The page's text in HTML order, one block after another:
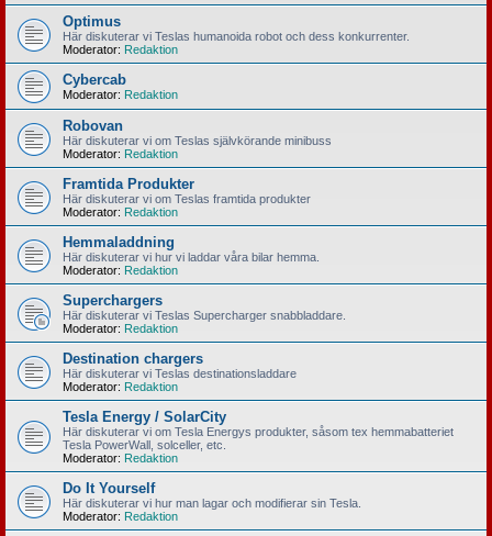
Optimus
Här diskuterar vi Teslas humanoida robot och dess konkurrenter.
Moderator: Redaktion
Cybercab
Moderator: Redaktion
Robovan
Här diskuterar vi om Teslas självkörande minibuss
Moderator: Redaktion
Framtida Produkter
Här diskuterar vi om Teslas framtida produkter
Moderator: Redaktion
Hemmaladdning
Här diskuterar vi hur vi laddar våra bilar hemma.
Moderator: Redaktion
Superchargers
Här diskuterar vi Teslas Supercharger snabbladdare.
Moderator: Redaktion
Destination chargers
Här diskuterar vi Teslas destinationsladdare
Moderator: Redaktion
Tesla Energy / SolarCity
Här diskuterar vi om Tesla Energys produkter, såsom tex hemmabatteriet
Tesla PowerWall, solceller, etc.
Moderator: Redaktion
Do It Yourself
Här diskuterar vi hur man lagar och modifierar sin Tesla.
Moderator: Redaktion